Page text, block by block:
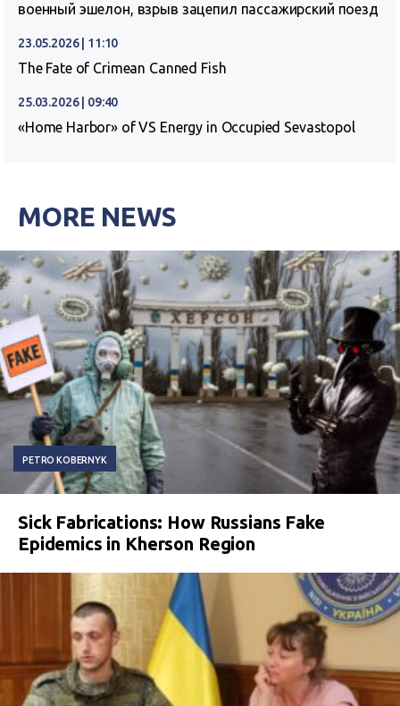
военный эшелон, взрыв зацепил пассажирский поезд
23.05.2026 | 11:10
The Fate of Crimean Canned Fish
25.03.2026 | 09:40
«Home Harbor» of VS Energy in Occupied Sevastopol
MORE NEWS
PETRO KOBERNYK
Sick Fabrications: How Russians Fake
Epidemics in Kherson Region